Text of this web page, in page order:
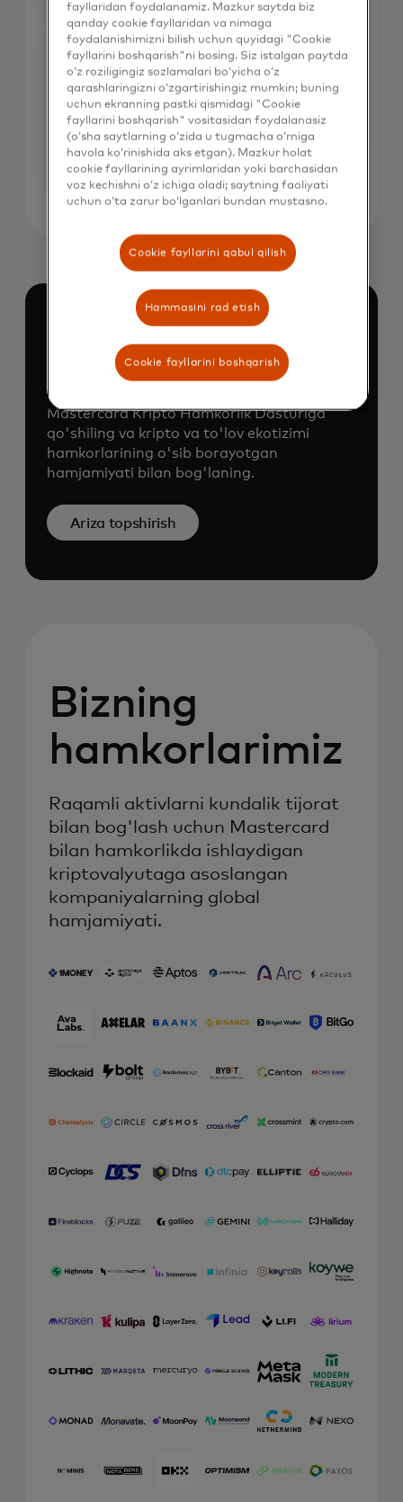
Blokcheyn xizmati provayderlari
Mastercardning hamkorlar tarmog'iga
Access orqali blokcheynga asoslangan
xavf, muvofiqlik va tahlil yechimlarini
kengaytiring.
Qo'shilish uchun ariza
Mastercard Kripto Hamkorlik Dasturiga
qo'shiling va kripto va to'lov ekotizimi
hamkorlarining o'sib borayotgan
hamjamiyati bilan bog'laning.
Ariza topshirish
Bizning
hamkorlarimiz
Raqamli aktivlarni kundalik tijorat
bilan bog'lash uchun Mastercard
bilan hamkorlikda ishlaydigan
kriptovalyutaga asoslangan
kompaniyalarning global
hamjamiyati.
fayllaridan foydalanamiz. Mazkur saytda biz
qanday cookie fayllaridan va nimaga
foydalanishimizni bilish uchun quyidagi "Cookie
fayllarini boshqarish"ni bosing. Siz istalgan paytda
o‘z roziligingiz sozlamalari bo‘yicha o‘z
qarashlaringizni o‘zgartirishingiz mumkin; buning
uchun ekranning pastki qismidagi "Cookie
fayllarini boshqarish" vositasidan foydalanasiz
(o‘sha saytlarning o‘zida u tugmacha o‘rniga
havola ko‘rinishida aks etgan). Mazkur holat
cookie fayllarining ayrimlaridan yoki barchasidan
voz kechishni o‘z ichiga oladi; saytning faoliyati
uchun o‘ta zarur bo‘lganlari bundan mustasno.
Cookie fayllarini qabul qilish
Hammasini rad etish
Cookie fayllarini boshqarish